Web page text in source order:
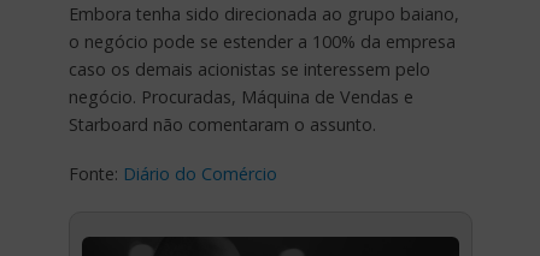
Embora tenha sido direcionada ao grupo baiano,
o negócio pode se estender a 100% da empresa
caso os demais acionistas se interessem pelo
negócio. Procuradas, Máquina de Vendas e
Starboard não comentaram o assunto.
Fonte: Diário do Comércio